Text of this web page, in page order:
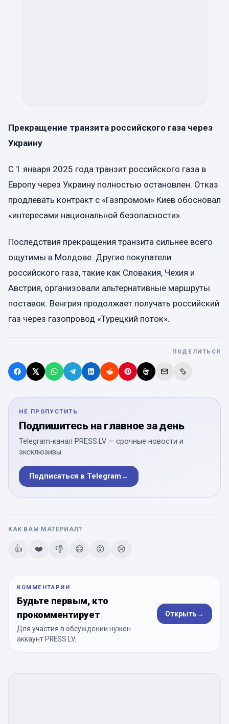
Прекращение транзита российского газа через
Украину
С 1 января 2025 года транзит российского газа в
Европу через Украину полностью остановлен. Отказ
продлевать контракт с «Газпромом» Киев обосновал
«интересами национальной безопасности».
Последствия прекращения транзита сильнее всего
ощутимы в Молдове. Другие покупатели
российского газа, такие как Словакия, Чехия и
Австрия, организовали альтернативные маршруты
поставок. Венгрия продолжает получать российский
газ через газопровод «Турецкий поток».
ПОДЕЛИТЬСЯ
НЕ ПРОПУСТИТЬ
Подпишитесь на главное за день
Telegram-канал PRESS.LV — срочные новости и
эксклюзивы.
Подписаться в Telegram→
КАК ВАМ МАТЕРИАЛ?
👍 ❤️ 👎 😄 😮 😢
КОММЕНТАРИИ
Будьте первым, кто
прокомментирует
Для участия в обсуждении нужен
аккаунт PRESS.LV.
Открыть→